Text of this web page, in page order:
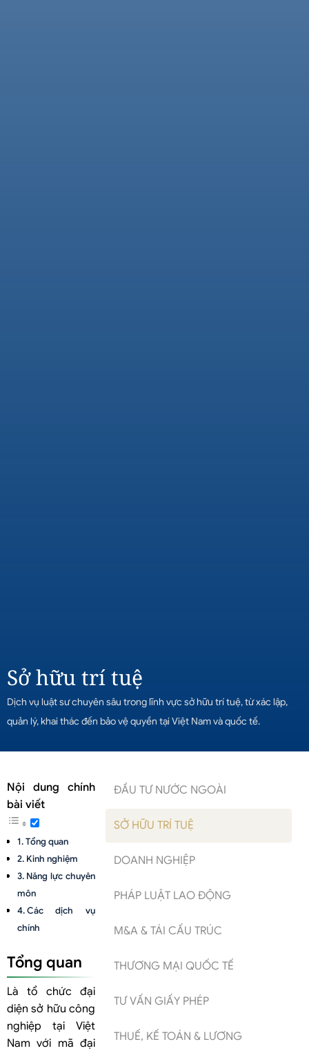
Sở hữu trí tuệ
Dịch vụ luật sư chuyên sâu trong lĩnh vực sở hữu trí tuệ, từ xác lập,
quản lý, khai thác đến bảo vệ quyền tại Việt Nam và quốc tế.
Nội dung chính
bài viết
Tổng quan
Kinh nghiệm
Năng lực chuyên
môn
Các dịch vụ
chính
Tổng quan
Là tổ chức đại
diện sở hữu công
nghiệp tại Việt
Nam với mã đại
ĐẦU TƯ NƯỚC NGOÀI
SỞ HỮU TRÍ TUỆ
DOANH NGHIỆP
PHÁP LUẬT LAO ĐỘNG
M&A & TÁI CẤU TRÚC
THƯƠNG MẠI QUỐC TẾ
TƯ VẤN GIẤY PHÉP
THUẾ, KẾ TOÁN & LƯƠNG